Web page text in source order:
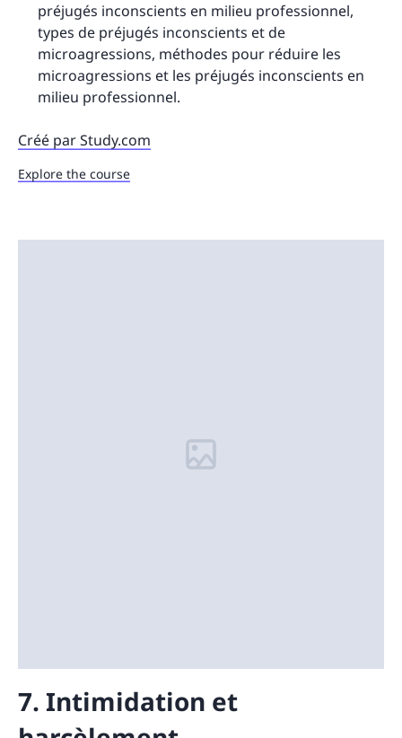
préjugés inconscients en milieu professionnel,
types de préjugés inconscients et de
microagressions, méthodes pour réduire les
microagressions et les préjugés inconscients en
milieu professionnel.
Créé par Study.com
Explore the course
7. Intimidation et